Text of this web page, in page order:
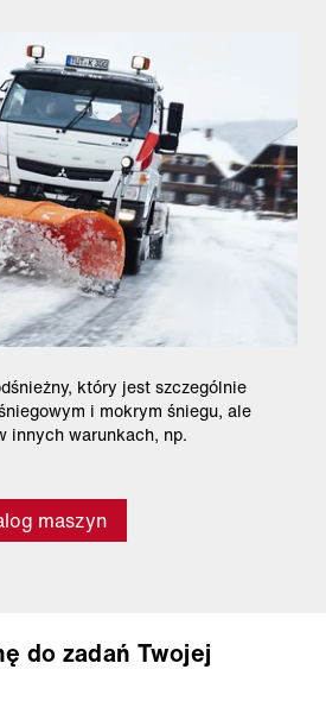
który jest szczególnie
i mokrym śniegu, ale
innych warunkach, np.
maszyn
do zadań Twojej